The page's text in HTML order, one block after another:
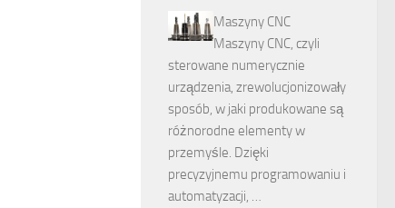
Maszyny CNC
Maszyny CNC, czyli
sterowane numerycznie
urządzenia, zrewolucjonizowały
sposób, w jaki produkowane są
różnorodne elementy w
przemyśle. Dzięki
precyzyjnemu programowaniu i
automatyzacji, …